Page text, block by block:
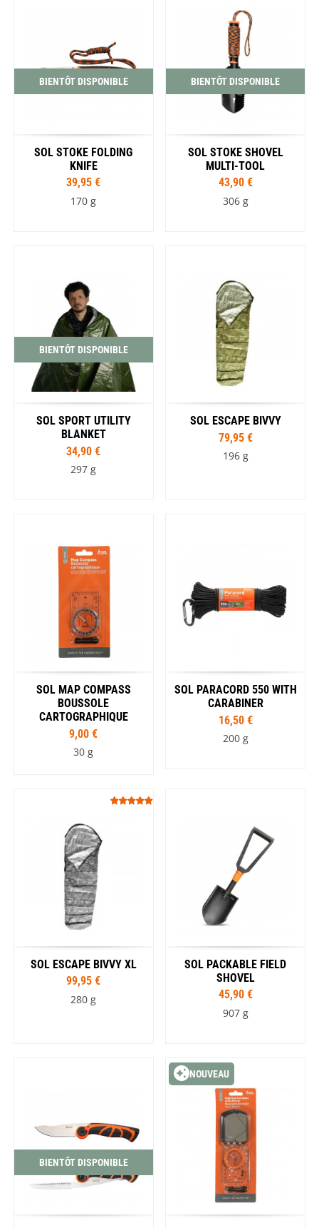
BIENTÔT DISPONIBLE
SOL STOKE FOLDING
KNIFE
39,95 €
170 g
BIENTÔT DISPONIBLE
SOL STOKE SHOVEL
MULTI-TOOL
43,90 €
306 g
BIENTÔT DISPONIBLE
SOL SPORT UTILITY
BLANKET
34,90 €
297 g
SOL ESCAPE BIVVY
79,95 €
196 g
SOL MAP COMPASS
BOUSSOLE
CARTOGRAPHIQUE
9,00 €
30 g
SOL PARACORD 550 WITH
CARABINER
16,50 €
200 g
SOL ESCAPE BIVVY XL
99,95 €
280 g
SOL PACKABLE FIELD
SHOVEL
45,90 €
907 g
BIENTÔT DISPONIBLE
NOUVEAU